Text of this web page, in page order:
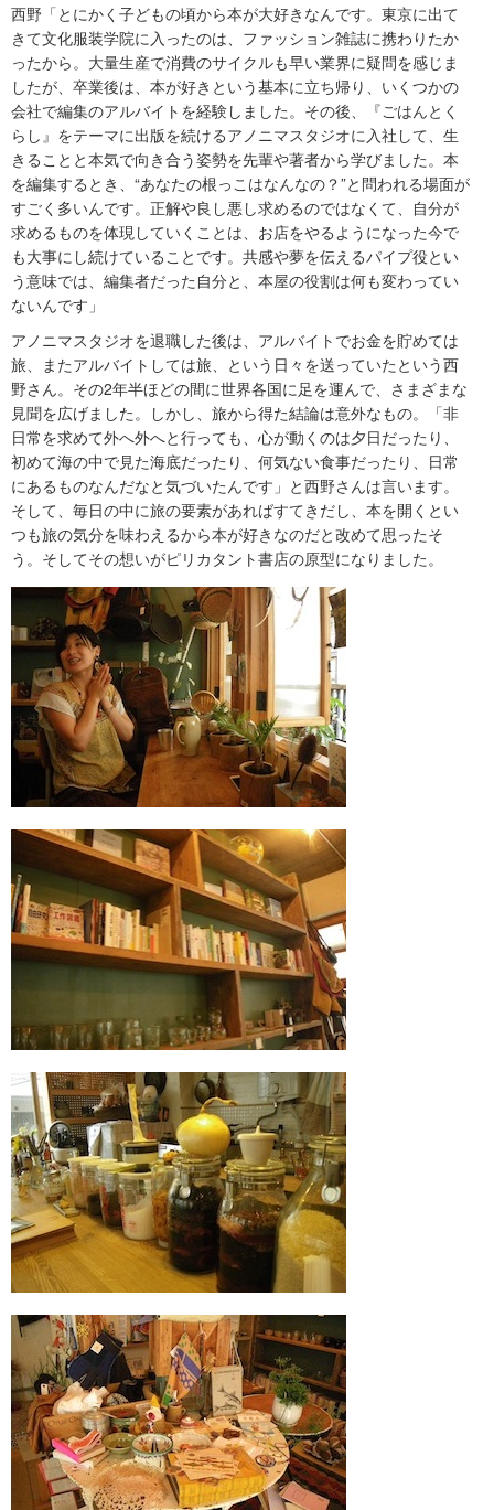
西野「とにかく子どもの頃から本が大好きなんです。東京に出て
きて文化服装学院に入ったのは、ファッション雑誌に携わりたか
ったから。大量生産で消費のサイクルも早い業界に疑問を感じま
したが、卒業後は、本が好きという基本に立ち帰り、いくつかの
会社で編集のアルバイトを経験しました。その後、『ごはんとく
らし』をテーマに出版を続けるアノニマスタジオに入社して、生
きることと本気で向き合う姿勢を先輩や著者から学びました。本
を編集するとき、“あなたの根っこはなんなの？”と問われる場面が
すごく多いんです。正解や良し悪し求めるのではなくて、自分が
求めるものを体現していくことは、お店をやるようになった今で
も大事にし続けていることです。共感や夢を伝えるパイプ役とい
う意味では、編集者だった自分と、本屋の役割は何も変わってい
ないんです」
アノニマスタジオを退職した後は、アルバイトでお金を貯めては
旅、またアルバイトしては旅、という日々を送っていたという西
野さん。その2年半ほどの間に世界各国に足を運んで、さまざまな
見聞を広げました。しかし、旅から得た結論は意外なもの。「非
日常を求めて外へ外へと行っても、心が動くのは夕日だったり、
初めて海の中で見た海底だったり、何気ない食事だったり、日常
にあるものなんだなと気づいたんです」と西野さんは言います。
そして、毎日の中に旅の要素があればすてきだし、本を開くとい
つも旅の気分を味わえるから本が好きなのだと改めて思ったそ
う。そしてその想いがピリカタント書店の原型になりました。